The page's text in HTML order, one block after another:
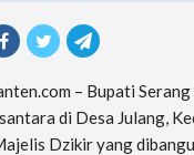
– Bupati
di Desa Julang,
Dzikir yang